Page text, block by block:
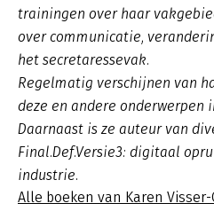
trainingen over haar
over communicatie,
het secretaressevak.
Regelmatig verschijnen van
deze en andere onderwerpen
Daarnaast is ze auteur van
Final.Def.Versie3: digitaal
industrie.
Alle boeken van Karen